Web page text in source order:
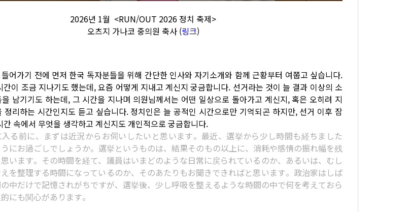
2026년 1월 <RUN/OUT 2026 정치 축제>
오츠지 가나코 중의원 축사 (링크)
어가기 전에 먼저 한국 독자분들을 위해 간단한 인사와 자기소개와 함께 근황부터 여쭙고 싶습니다.
간이 조금 지나기도 했는데, 요즘 어떻게 지내고 계신지 궁금합니다. 선거라는 것이 늘 결과 이상의 소
남기기도 하는데, 그 시간을 지나며 의원님께서는 어떤 일상으로 돌아가고 계신지, 혹은 오히려 지
정리하는 시간인지도 듣고 싶습니다. 정치인은 늘 공적인 시간으로만 기억되곤 하지만, 선거 이후 잠
간 속에서 무엇을 생각하고 계신지도 개인적으로 궁금합니다.
る前に、まずは近況からお伺いしたいと思います。最近、選挙から少し時間も経ちました
にお過ごしでしょうか。選挙というものは、結果そのもの以上に、消耗や感情の振れ幅を残
います。その時間を経て、議員はいまどのような日常に戻られているのか、あるいは、むし
を整理する時間になっているのか、そのあたりもお聞きできればと思います。政治家はしば
中だけで記憶されがちですが、選挙後、少し呼吸を整えるような時間の中で何を考えておら
にも関心があります。